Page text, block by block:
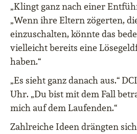
„Klingt ganz nach einer
„Wenn ihre Eltern zögerten,
einzuschalten, könnte das
vielleicht bereits eine
haben.“
„Es sieht ganz danach aus.“
Uhr. „Du bist mit dem Fall
mich auf dem Laufenden.“
Zahlreiche Ideen drängten